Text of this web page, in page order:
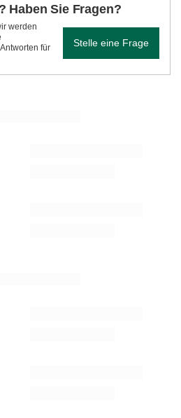
Haben Sie Fragen?
werden
für
Stelle eine Frage